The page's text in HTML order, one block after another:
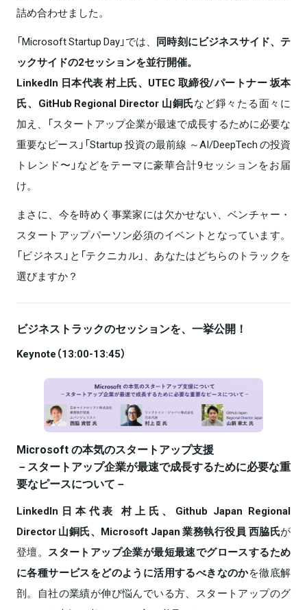
詰め合わせました。
「Microsoft Startup Day」では、 同時刻にビジネスサイド、テ
ックサイドの2セッションを並行開催。
LinkedIn 日本代表 村上氏、UTEC 取締役/パートナー 坂本
氏、GitHub Regional Director 山銅氏など錚々たる面々に
加え、「スタートアップ企業が最速で成⾧するために必要な
重要なピース」「Startup 投資の最前線 ～AI/DeepTech の投資
トレンド〜」などをテーマに豪華合計9セッションをお届
け。
まさに、今を時めく事業家には欠かせない、ベンチャー・
スタートアップパーソン必須のイベントとなっています。
「ビジネス」と「テクニカル」、あなたはどちらのトラックを
選びますか？
ビジネストラックのセッションを、一挙公開！
Keynote（13:00-13:45）
Microsoft の本気のスタートアップ支援
－スタートアップ企業が最速で成⾧するために必要な重
要なピースについて－
LinkedIn日本代表 村上氏、Github Japan Regional
Director 山銅氏、Microsoft Japan 業務執行役員 西脇氏が
登壇。 スタートアップ企業が最短最速でグロースするため
に各種サービスをどのように活用するべきなのかを徹底解
剖。自社の業績が伸び悩んでいる方、スタートアップのグ